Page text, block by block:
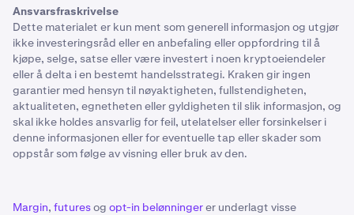
Ansvarsfraskrivelse
Dette materialet er kun ment som generell informasjon og utgjør
ikke investeringsråd eller en anbefaling eller oppfordring til å
kjøpe, selge, satse eller være investert i noen kryptoeiendeler
eller å delta i en bestemt handelsstrategi. Kraken gir ingen
garantier med hensyn til nøyaktigheten, fullstendigheten,
aktualiteten, egnetheten eller gyldigheten til slik informasjon, og
skal ikke holdes ansvarlig for feil, utelatelser eller forsinkelser i
denne informasjonen eller for eventuelle tap eller skader som
oppstår som følge av visning eller bruk av den.
Margin, futuresog opt-in belønningerer underlagt visse